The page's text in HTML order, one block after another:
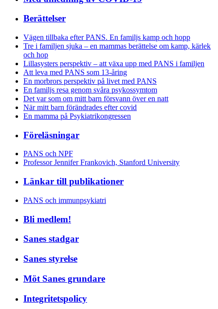
Berättelser
Vägen tillbaka efter PANS. En familjs kamp och hopp
Tre i familjen sjuka – en mammas berättelse om kamp, kärlek
och hop
Lillasysters perspektiv – att växa upp med PANS i familjen
Att leva med PANS som 13-åring
En morbrors perspektiv på livet med PANS
En familjs resa genom svåra psykossymtom
Det var som om mitt barn försvann över en natt
När mitt barn förändrades efter covid
En mamma på Psykiatrikongressen
Föreläsningar
PANS och NPF
Professor Jennifer Frankovich, Stanford University
Länkar till publikationer
PANS och immunpsykiatri
Bli medlem!
Sanes stadgar
Sanes styrelse
Möt Sanes grundare
Integritetspolicy